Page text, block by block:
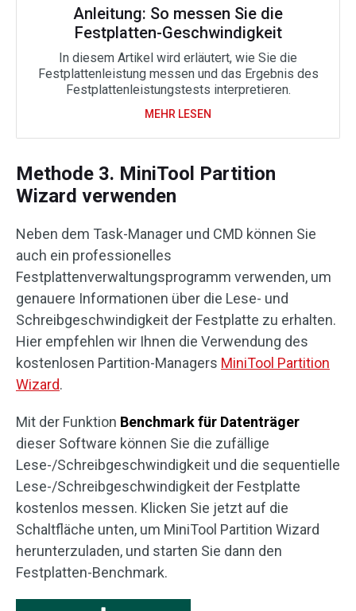
Anleitung: So messen Sie die
Festplatten-Geschwindigkeit
In diesem Artikel wird erläutert, wie Sie die
Festplattenleistung messen und das Ergebnis des
Festplattenleistungstests interpretieren.
MEHR LESEN
Methode 3. MiniTool Partition
Wizard verwenden
Neben dem Task-Manager und CMD können Sie
auch ein professionelles
Festplattenverwaltungsprogramm verwenden, um
genauere Informationen über die Lese- und
Schreibgeschwindigkeit der Festplatte zu erhalten.
Hier empfehlen wir Ihnen die Verwendung des
kostenlosen Partition-Managers MiniTool Partition
Wizard.
Mit der Funktion Benchmark für Datenträger
dieser Software können Sie die zufällige
Lese-/Schreibgeschwindigkeit und die sequentielle
Lese-/Schreibgeschwindigkeit der Festplatte
kostenlos messen. Klicken Sie jetzt auf die
Schaltfläche unten, um MiniTool Partition Wizard
herunterzuladen, und starten Sie dann den
Festplatten-Benchmark.